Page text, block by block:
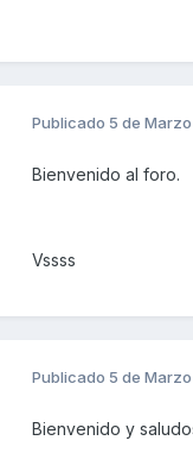
Publicado 5 de
Bienvenido al foro.
Vssss
Publicado 5 de
Bienvenido y